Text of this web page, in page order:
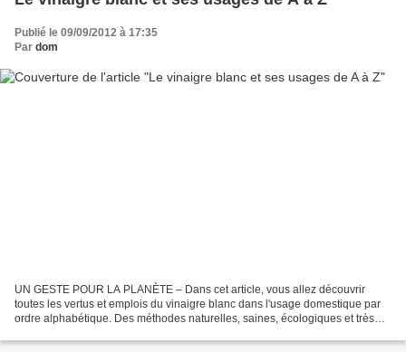
Publié le 09/09/2012 à 17:35
Par dom
UN GESTE POUR LA PLANÈTE – Dans cet article, vous allez découvrir
toutes les vertus et emplois du vinaigre blanc dans l'usage domestique par
ordre alphabétique. Des méthodes naturelles, saines, écologiques et très